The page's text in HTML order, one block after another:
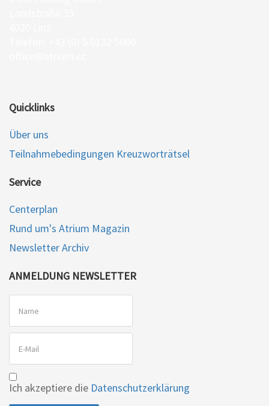
Quicklinks
Über uns
Teilnahmebedingungen Kreuzworträtsel
Service
Centerplan
Rund um's Atrium Magazin
Newsletter Archiv
ANMELDUNG NEWSLETTER
Ich akzeptiere die Datenschutzerklärung